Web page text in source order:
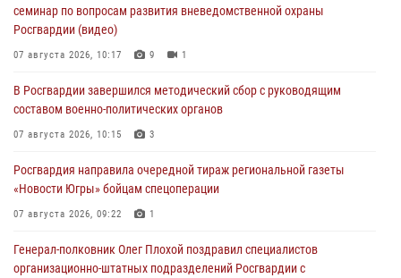
семинар по вопросам развития вневедомственной охраны
Росгвардии (видео)
07 августа 2026, 10:17 9 1
В Росгвардии завершился методический сбор с руководящим
составом военно-политических органов
07 августа 2026, 10:15 3
Росгвардия направила очередной тираж региональной газеты
«Новости Югры» бойцам спецоперации
07 августа 2026, 09:22 1
Генерал-полковник Олег Плохой поздравил специалистов
организационно-штатных подразделений Росгвардии с